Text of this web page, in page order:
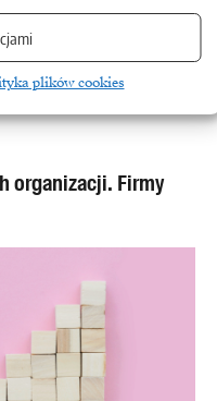
plików cookies
organizacji. Firmy